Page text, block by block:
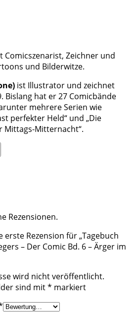
Comicszenarist, Zeichner und
und Bilderwitze.
ist Illustrator und zeichnet
Bislang hat er 27 Comicbände
mehrere Serien wie
perfekter Held“ und „Die
Mittags-Mitternacht“.
Rezensionen.
erste Rezension für „Tagebuch
– Der Comic Bd. 6 – Ärger im
wird nicht veröffentlicht.
sind mit* markiert